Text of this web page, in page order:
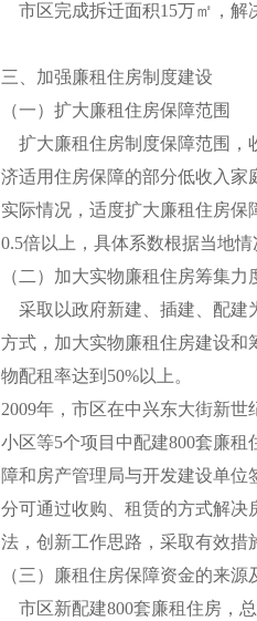
市区完成拆迁面积15万㎡，解
三、加强廉租住房制度建设
（一）扩大廉租住房保障范围
扩大廉租住房制度保障范围，
济适用住房保障的部分低收入家
实际情况，适度扩大廉租住房
0.5倍以上，具体系数根据当地情
（二）加大实物廉租住房筹集力
采取以政府新建、插建、配建
方式，加大实物廉租住房建设和
物配租率达到50%以上。
2009年，市区在中兴东大街新
小区等5个项目中配建800套廉
障和房产管理局与开发建设单
分可通过收购、租赁的方式解决
法，创新工作思路，采取有效措
（三）廉租住房保障资金的来源
市区新配建800套廉租住房，